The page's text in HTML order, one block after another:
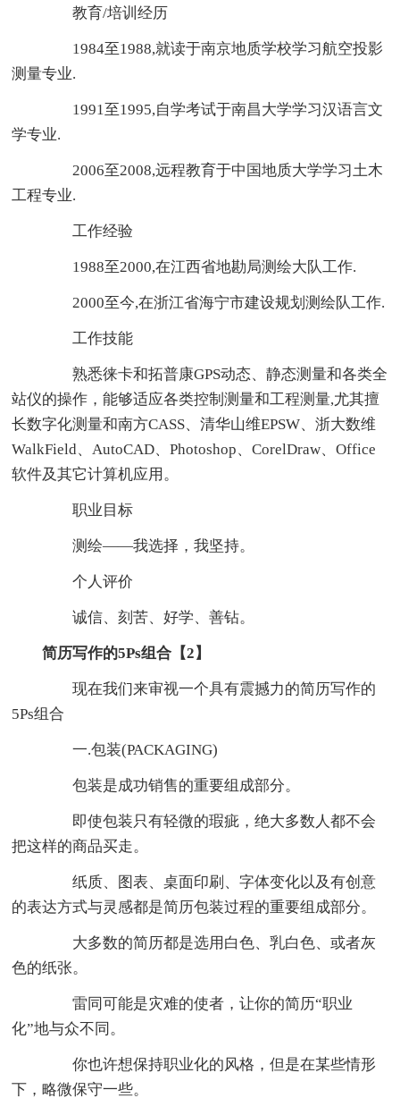
教育/培训经历
1984至1988,就读于南京地质学校学习航空投影
测量专业.
1991至1995,自学考试于南昌大学学习汉语言文
学专业.
2006至2008,远程教育于中国地质大学学习土木
工程专业.
工作经验
1988至2000,在江西省地勘局测绘大队工作.
2000至今,在浙江省海宁市建设规划测绘队工作.
工作技能
熟悉徕卡和拓普康GPS动态、静态测量和各类全
站仪的操作，能够适应各类控制测量和工程测量,尤其擅
长数字化测量和南方CASS、清华山维EPSW、浙大数维
WalkField、AutoCAD、Photoshop、CorelDraw、Office
软件及其它计算机应用。
职业目标
测绘——我选择，我坚持。
个人评价
诚信、刻苦、好学、善钻。
简历写作的5Ps组合【2】
现在我们来审视一个具有震撼力的简历写作的
5Ps组合
一.包装(PACKAGING)
包装是成功销售的重要组成部分。
即使包装只有轻微的瑕疵，绝大多数人都不会
把这样的商品买走。
纸质、图表、桌面印刷、字体变化以及有创意
的表达方式与灵感都是简历包装过程的重要组成部分。
大多数的简历都是选用白色、乳白色、或者灰
色的纸张。
雷同可能是灾难的使者，让你的简历“职业
化”地与众不同。
你也许想保持职业化的风格，但是在某些情形
下，略微保守一些。